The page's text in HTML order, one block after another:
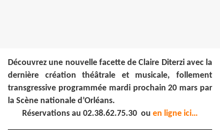
Découvrez une nouvelle facette de Claire Diterzi avec la
dernière création théâtrale et musicale, follement
transgressive programmée mardi prochain 20 mars par
la Scène nationale d’Orléans.
Réservations au 02.38.62.75.30 ou en ligne ici…